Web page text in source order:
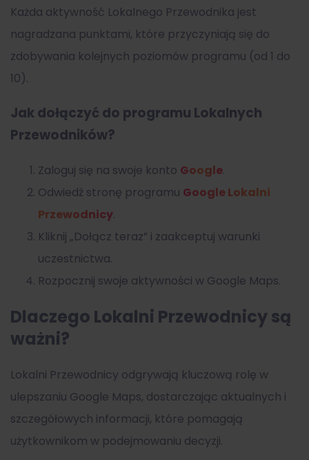
Każda aktywność Lokalnego Przewodnika jest
nagradzana punktami, które przyczyniają się do
zdobywania kolejnych poziomów programu (od 1 do
10).
Jak dołączyć do programu Lokalnych
Przewodników?
Zaloguj się na swoje konto Google.
Odwiedź stronę programu Google Lokalni
Przewodnicy.
Kliknij „Dołącz teraz” i zaakceptuj warunki
uczestnictwa.
Rozpocznij swoje aktywności w Google Maps.
Dlaczego Lokalni Przewodnicy są
ważni?
Lokalni Przewodnicy odgrywają kluczową rolę w
ulepszaniu Google Maps, dostarczając aktualnych i
szczegółowych informacji, które pomagają
użytkownikom w podejmowaniu decyzji.